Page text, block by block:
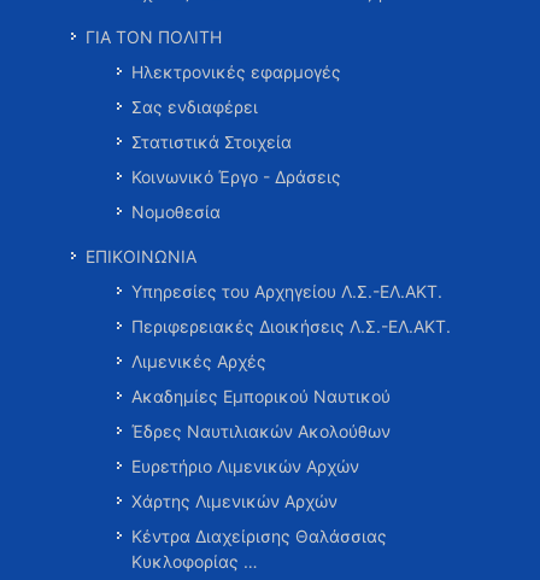
ΓΙΑ ΤΟΝ ΠΟΛΙΤΗ
Ηλεκτρονικές εφαρμογές
Σας ενδιαφέρει
Στατιστικά Στοιχεία
Κοινωνικό Έργο - Δράσεις
Νομοθεσία
ΕΠΙΚΟΙΝΩΝΙΑ
Υπηρεσίες του Αρχηγείου Λ.Σ.-ΕΛ.ΑΚΤ.
Περιφερειακές Διοικήσεις Λ.Σ.-ΕΛ.ΑΚΤ.
Λιμενικές Αρχές
Ακαδημίες Εμπορικού Ναυτικού
Έδρες Ναυτιλιακών Ακολούθων
Ευρετήριο Λιμενικών Αρχών
Χάρτης Λιμενικών Αρχών
Κέντρα Διαχείρισης Θαλάσσιας
Κυκλοφορίας …